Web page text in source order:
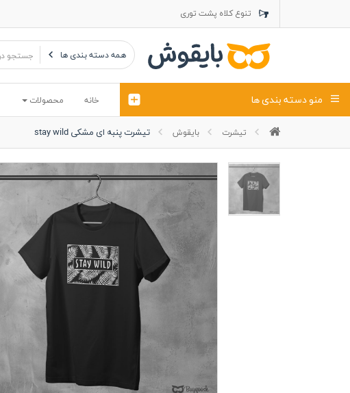
تنوع کلاه پشت توری
تنوع کلاه کتان
تنوع تراول ماک
همه دسته بندی ها
خانه محصولات منو دسته بندی ها
تیشرت بایقوش تیشرت پنبه ای مشکی stay wild